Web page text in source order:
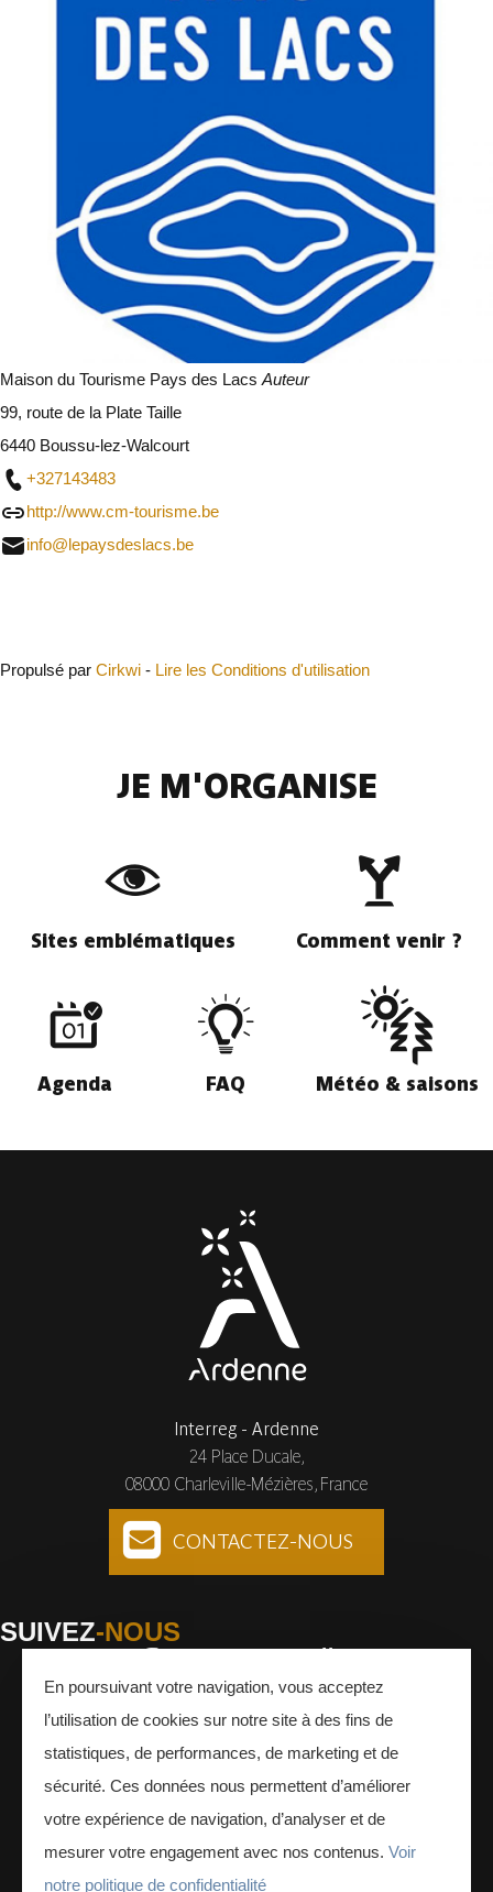
Maison du Tourisme Pays des Lacs Auteur
99, route de la Plate Taille
6440 Boussu-lez-Walcourt
+327143483
http://www.cm-tourisme.be
info@lepaysdeslacs.be
Propulsé par Cirkwi - Lire les Conditions d'utilisation
JE M'ORGANISE
Sites emblématiques Comment venir ?
Agenda FAQ Météo & saisons
Interreg - Ardenne
24 Place Ducale,
08000 Charleville-Mézières, France
CONTACTEZ-NOUS
SUIVEZ-NOUS
Facebook Instagram Youtube
En poursuivant votre navigation, vous acceptez
l’utilisation de cookies sur notre site à des fins de
statistiques, de performances, de marketing et de
sécurité. Ces données nous permettent d’améliorer
votre expérience de navigation, d’analyser et de
mesurer votre engagement avec nos contenus. Voir
notre politique de confidentialité